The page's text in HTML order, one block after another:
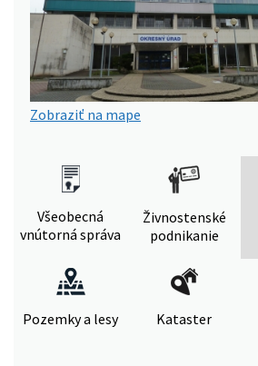
Zobraziť na mape
Všeobecná
vnútorná správa
Živnostenské
podnikanie
Pozemky a lesy Kataster